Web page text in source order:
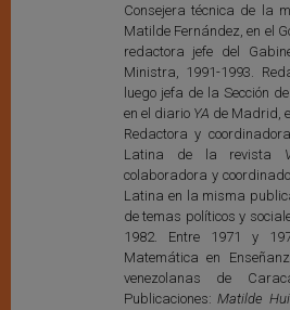
Consejera técnica de la
Matilde Fernández, en el
redactora jefe del
Ministra, 1991-1993.
luego jefa de la Sección
en el diario YA de Madrid,
Redactora y
Latina de la revista
colaboradora y
Latina en la misma
de temas políticos y
1982. Entre 1971 y
Matemática en
venezolanas de
Publicaciones:Matilde